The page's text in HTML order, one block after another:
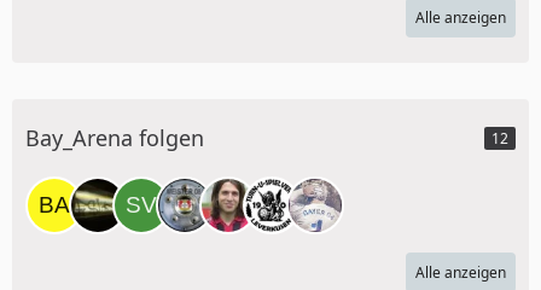
Alle anzeigen
Bay_Arena folgen 12
Alle anzeigen